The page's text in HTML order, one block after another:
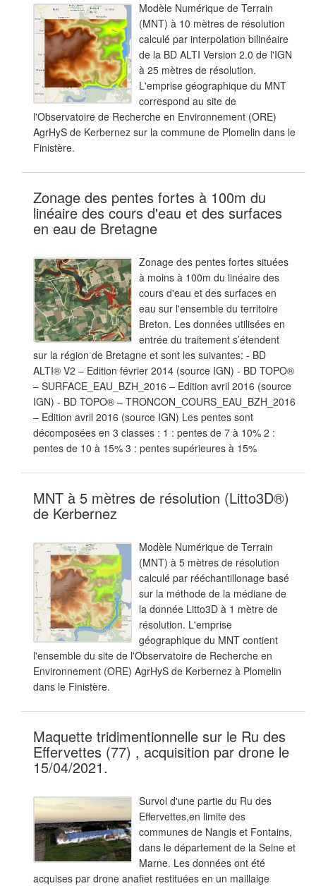
Modèle Numérique de Terrain
(MNT) à 10 mètres de résolution
calculé par interpolation bilinéaire
de la BD ALTI Version 2.0 de l'IGN
à 25 mètres de résolution.
L'emprise géographique du MNT
correspond au site de
l'Observatoire de Recherche en Environnement (ORE)
AgrHyS de Kerbernez sur la commune de Plomelin dans le
Finistère.
Zonage des pentes fortes à 100m du
linéaire des cours d'eau et des surfaces
en eau de Bretagne
Zonage des pentes fortes situées
à moins à 100m du linéaire des
cours d'eau et des surfaces en
eau sur l'ensemble du territoire
Breton. Les données utilisées en
entrée du traitement s’étendent
sur la région de Bretagne et sont les suivantes: - BD
ALTI® V2 – Edition février 2014 (source IGN) - BD TOPO®
– SURFACE_EAU_BZH_2016 – Edition avril 2016 (source
IGN) - BD TOPO® – TRONCON_COURS_EAU_BZH_2016
– Edition avril 2016 (source IGN) Les pentes sont
décomposées en 3 classes : 1 : pentes de 7 à 10% 2 :
pentes de 10 à 15% 3 : pentes supérieures à 15%
MNT à 5 mètres de résolution (Litto3D®)
de Kerbernez
Modèle Numérique de Terrain
(MNT) à 5 mètres de résolution
calculé par rééchantillonage basé
sur la méthode de la médiane de
la donnée Litto3D à 1 mètre de
résolution. L'emprise
géographique du MNT contient
l'ensemble du site de l'Observatoire de Recherche en
Environnement (ORE) AgrHyS de Kerbernez à Plomelin
dans le Finistère.
Maquette tridimentionnelle sur le Ru des
Effervettes (77) , acquisition par drone le
15/04/2021.
Survol d'une partie du Ru des
Effervettes,en limite des
communes de Nangis et Fontains,
dans le département de la Seine et
Marne. Les données ont été
acquises par drone anafiet restituées en un maillaige